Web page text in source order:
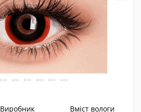
Виробник Вміст вологи